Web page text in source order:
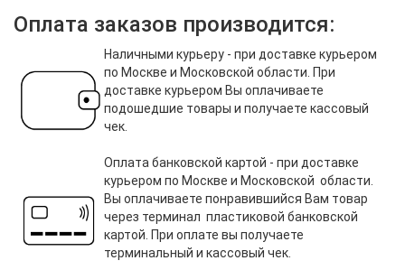
Оплата заказов производится:
Наличными курьеру - при доставке курьером
по Москве и Московской области. При
доставке курьером Вы оплачиваете
подошедшие товары и получаете кассовый
чек.
Оплата банковской картой - при доставке
курьером по Москве и Московской области.
Вы оплачиваете понравившийся Вам товар
через терминал пластиковой банковской
картой. При оплате вы получаете
терминальный и кассовый чек.